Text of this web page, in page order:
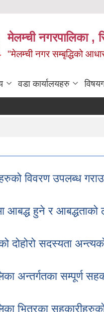
मेलम्ची नगरपालिका ,
"मेलम्ची नगर सम्बृद्धिको
वडा कार्यालयहरु
विवरण उपलब्ध
हुने र आबद्धताको
दोहोरो सदस्यता
अन्तर्गतका सम्पूर्ण
भित्रका